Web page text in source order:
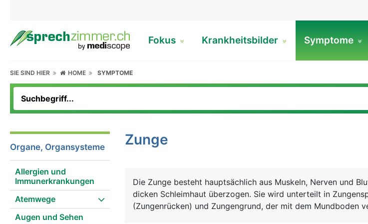
Fokus Krankheitsbilder Symptome
SIE SIND HIER HOME SYMPTOME
Organe, Organsysteme
Allergien und
Immunerkrankungen
Atemwege
Augen und Sehen
Zunge
Die Zunge besteht hauptsächlich aus Muskeln, Nerven und
dicken Schleimhaut überzogen. Sie wird unterteilt in
(Zungenrücken) und Zungengrund, der mit dem Mundboden